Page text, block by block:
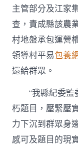
主管部分及江家
查，責成縣該農
村地盤承包運營
領導村平易包養
還給群眾。
“我縣紀委
朽題目，壓緊壓
力下沉到群眾身
感可及題目的現